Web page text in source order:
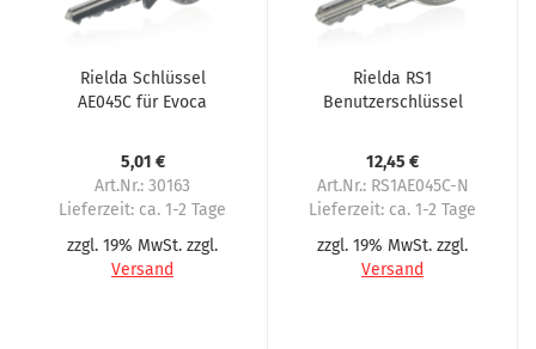
Rielda Schlüssel
AE045C für Evoca
5,01 €
Art.Nr.: 30163
Lieferzeit: ca. 1-2 Tage
zzgl. 19% MwSt. zzgl.
Versand
Rielda RS1
Benutzerschlüssel
12,45 €
Art.Nr.: RS1AE045C-N
Lieferzeit: ca. 1-2 Tage
zzgl. 19% MwSt. zzgl.
Versand